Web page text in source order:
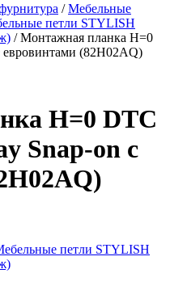
/Мебельные
петли STYLISH
/ Монтажная планка H=0
(82H02AQ)
H=0 DTC
Snap-on с
петли STYLISH